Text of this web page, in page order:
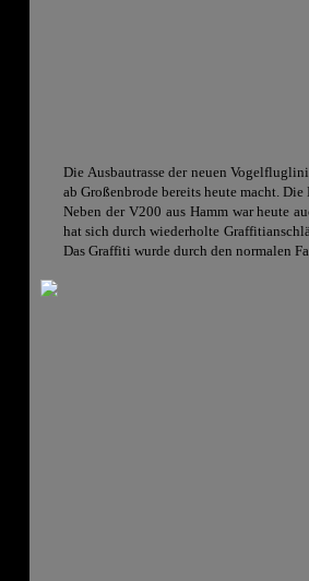
Die Ausbautrasse der neuen
ab Großenbrode bereits heute macht.
Neben der V200 aus Hamm war heute
hat sich durch wiederholte
Das Graffiti wurde durch den normalen